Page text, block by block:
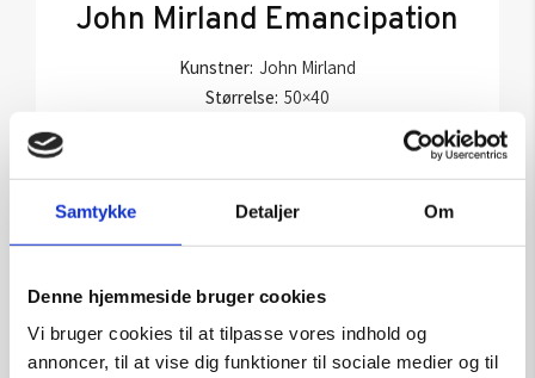
Samtykke Detaljer Om
Denne hjemmeside bruger cookies
Vi bruger cookies til at tilpasse vores indhold og
annoncer, til at vise dig funktioner til sociale medier og til
John Mirland Emancipation
Kunstner: John Mirland
Størrelse: 50×40
Tilføj til kurv